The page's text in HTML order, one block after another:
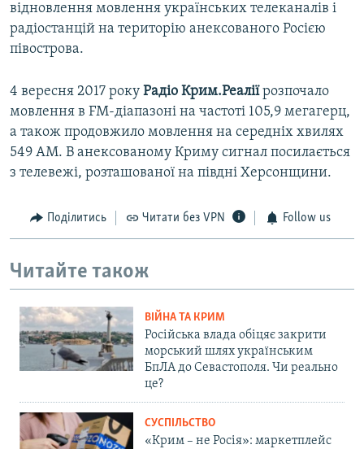
відновлення мовлення українських телеканалів і
радіостанцій на територію анексованого Росією
півострова.
4 вересня 2017 року Радіо Крим.Реаліїрозпочало
мовлення в FM-діапазоні на частоті 105,9 мегагерц,
а також продовжило мовлення на середніх хвилях
549 АМ. В анексованому Криму сигнал посилається
з телевежі, розташованої на півдні Херсонщини.
Поділитись Читати без VPN Follow us
Читайте також
ВІЙНА ТА КРИМ
Російська влада обіцяє закрити
морський шлях українським
БпЛА до Севастополя. Чи реально
це?
СУСПІЛЬСТВО
«Крим – не Росія»: маркетплейс